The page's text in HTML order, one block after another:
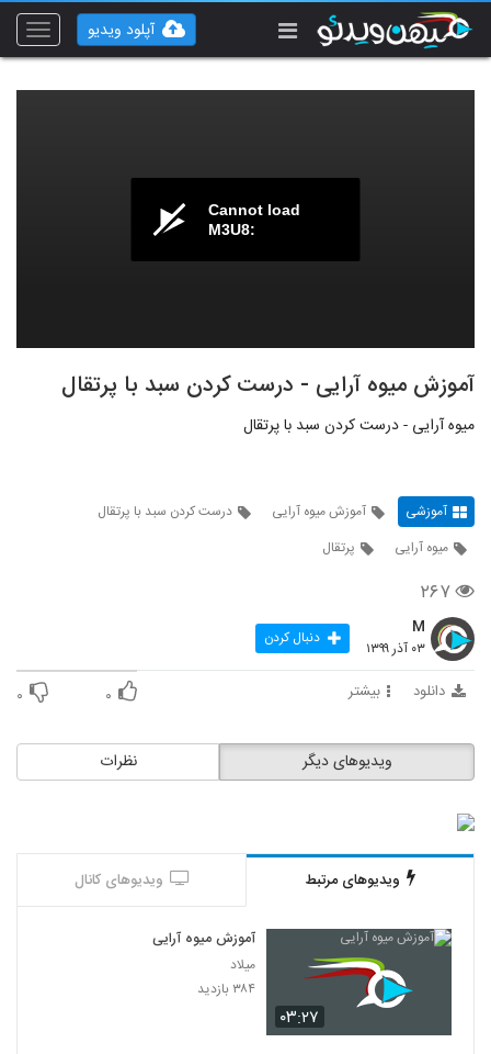
Toggle
آپلود ویدیو
Cannot load
M3U8:
آموزش میوه آرایی - درست کردن سبد با پرتقال
میوه آرایی - درست کردن سبد با پرتقال
آموزشی آموزش میوه آرایی
درست کردن سبد با پرتقال
میوه آرایی
پرتقال
۲۶۷
M
۰۳ آذر ۱۳۹۹ دنبال کردن
دانلود بیشتر ۰ ۰
نظرات ویدیوهای دیگر
ویدیوهای مرتبط ویدیوهای کانال
۰۳:۲۷
آموزش میوه آرایی
میلاد
۳۸۴ بازدید